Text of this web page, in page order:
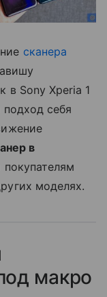
сканера
в Sony Xperia 1
подход себя
в
покупателям
моделях.
макро